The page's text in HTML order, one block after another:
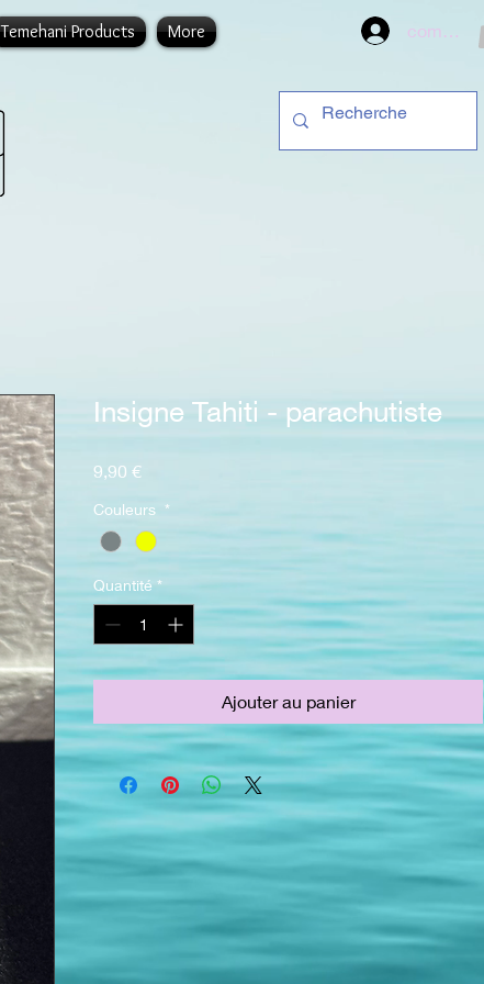
Temehani Products More compte
Insigne Tahiti - parachutiste
9,90 €Prix
Couleurs *
Quantité *
Ajouter au panier